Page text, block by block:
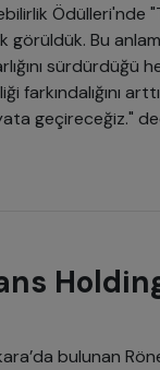
Ödülleri'nde
görüldük. Bu
sürdürdüğü
farkındalığını
geçireceğiz."
bulunan